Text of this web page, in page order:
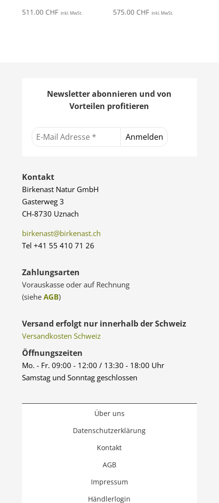
511.00 CHF inkl. MwSt. 575.00 CHF inkl. MwSt.
Newsletter abonnieren und von
Vorteilen profitieren
Kontakt
Birkenast Natur GmbH
Gasterweg 3
CH-8730 Uznach
birkenast@birkenast.ch
Tel +41 55 410 71 26
Zahlungsarten
Vorauskasse oder auf Rechnung
(siehe AGB)
Versand erfolgt nur innerhalb der Schweiz
Versandkosten Schweiz
Öffnungszeiten
Mo. - Fr. 09:00 - 12:00 / 13:30 - 18:00 Uhr
Samstag und Sonntag geschlossen
Über uns
Datenschutzerklärung
Kontakt
AGB
Impressum
Händlerlogin